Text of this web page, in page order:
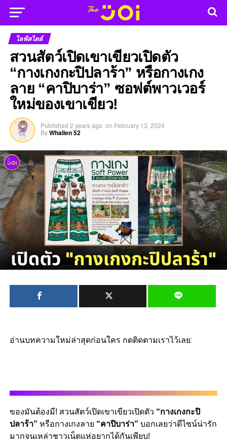
ไลฟ์สไตล์
สวนสัตว์เปิดเขาเขียวเปิดตัว
“กางเกงกะปิปลาร้า” หรือกางเกง
ลาย “คาปิบาร่า” ซอฟต์พาวเวอร์
ใหม่ของเขาเขียว!
Published 2 years ago on February 13, 2024
ByWhalien 52
อ่านบทความใหม่ล่าสุดก่อนใคร กดติดตามเราไว้เลย:
ของมันต้องมี! สวนสัตว์เปิดเขาเขียวเปิดตัว “กางเกงกะปิ
ปลาร้า” หรือกางเกงลาย “คาปิบาร่า” บอกเลยว่าดีไซน์น่ารัก
มากจนเหล่าชาวเน็ตแห่อยากได้กันเพียบ!